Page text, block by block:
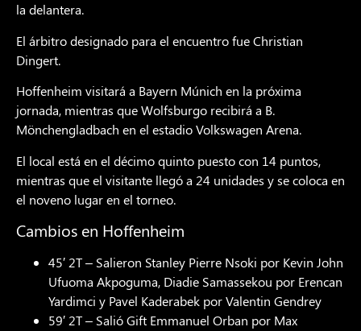
la delantera.
El árbitro designado para el encuentro fue Christian
Dingert.
Hoffenheim visitará a Bayern Múnich en la próxima
jornada, mientras que Wolfsburgo recibirá a B.
Mönchengladbach en el estadio Volkswagen Arena.
El local está en el décimo quinto puesto con 14 puntos,
mientras que el visitante llegó a 24 unidades y se coloca en
el noveno lugar en el torneo.
Cambios en Hoffenheim
45′ 2T – Salieron Stanley Pierre Nsoki por Kevin John
Ufuoma Akpoguma, Diadie Samassekou por Erencan
Yardimci y Pavel Kaderabek por Valentin Gendrey
59′ 2T – Salió Gift Emmanuel Orban por Max